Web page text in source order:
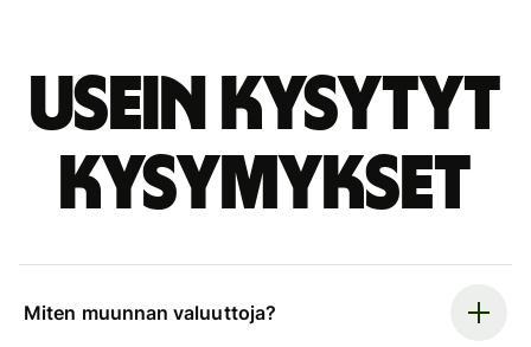
Usein kysytyt
kysymykset
Miten muunnan valuuttoja?